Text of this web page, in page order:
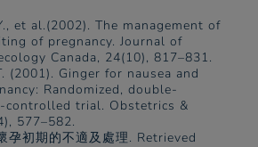
et al.(2002). The management of
of pregnancy. Journal of
Canada, 24(10), 817–831.
(2001). Ginger for nausea and
Randomized, double-
controlled trial. Obstetrics &
577–582.
孕初期的不適及處理. Retrieved